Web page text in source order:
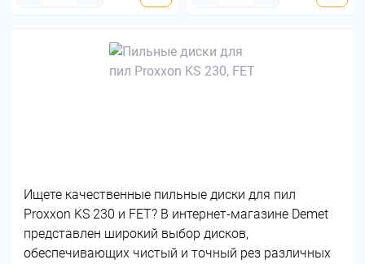
Ищете качественные пильные диски для пил
Proxxon KS 230 и FET? В интернет-магазине Demet
представлен широкий выбор дисков,
обеспечивающих чистый и точный рез различных